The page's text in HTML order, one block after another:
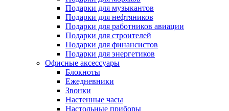
Подарки для музыкантов
Подарки для нефтяников
Подарки для работников авиации
Подарки для строителей
Подарки для финансистов
Подарки для энергетиков
Офисные аксессуары
Блокноты
Ежедневники
Звонки
Настенные часы
Настольные приборы